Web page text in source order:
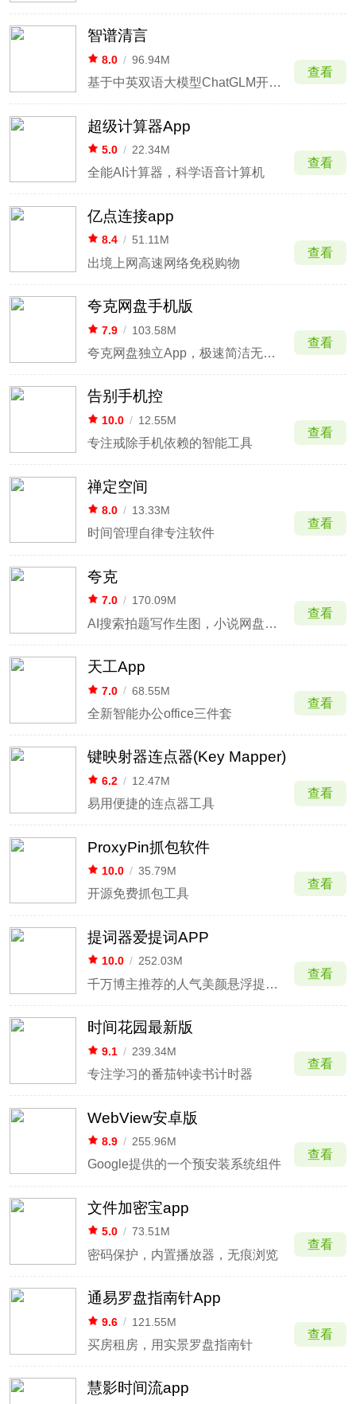
智谱清言
8.0 / 96.94M
基于中英双语大模型ChatGLM开发的智能AI助手
查看
超级计算器App
5.0 / 22.34M
全能AI计算器，科学语音计算机
查看
亿点连接app
8.4 / 51.11M
出境上网高速网络免税购物
查看
夸克网盘手机版
7.9 / 103.58M
夸克网盘独立App，极速简洁无广告
查看
告别手机控
10.0 / 12.55M
专注戒除手机依赖的智能工具
查看
禅定空间
8.0 / 13.33M
时间管理自律专注软件
查看
夸克
7.0 / 170.09M
AI搜索拍题写作生图，小说网盘浏览器
查看
天工App
7.0 / 68.55M
全新智能办公office三件套
查看
键映射器连点器(Key Mapper)
6.2 / 12.47M
易用便捷的连点器工具
查看
ProxyPin抓包软件
10.0 / 35.79M
开源免费抓包工具
查看
提词器爱提词APP
10.0 / 252.03M
千万博主推荐的人气美颜悬浮提词器
查看
时间花园最新版
9.1 / 239.34M
专注学习的番茄钟读书计时器
查看
WebView安卓版
8.9 / 255.96M
Google提供的一个预安装系统组件
查看
文件加密宝app
5.0 / 73.51M
密码保护，内置播放器，无痕浏览
查看
通易罗盘指南针App
9.6 / 121.55M
买房租房，用实景罗盘指南针
查看
慧影时间流app